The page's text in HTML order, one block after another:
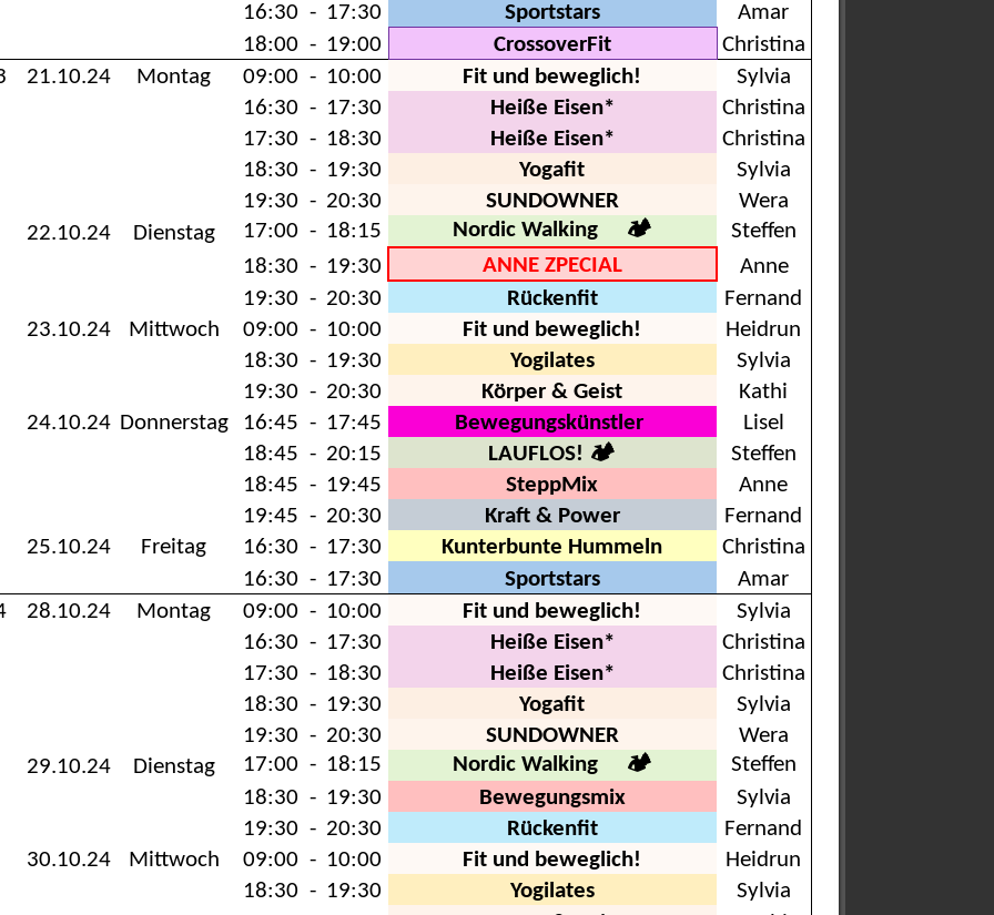
16:30 - 17:30 Sportstars
Amar
18:00 - 19:00 CrossoverFit
Christina
21.10.24 Montag 09:00 - 10:00 Fit und beweglich!
Sylvia
16:30 - 17:30 Heiße Eisen*
Christina
17:30 - 18:30 Heiße Eisen*
Christina
18:30 - 19:30 Yogafit
Sylvia
19:30 - 20:30 SUNDOWNER
Wera
22.10.24
Dienstag 17:00 - 18:15 Nordic Walking 🏕
Steffen
18:30 - 19:30 ANNE ZPECIAL
Anne
19:30 - 20:30 Rückenfit
Fernand
23.10.24
Mittwoch 09:00 - 10:00 Fit und beweglich!
Heidrun
18:30 - 19:30 Yogilates
Sylvia
19:30 - 20:30 Körper & Geist
Kathi
24.10.24 Donnerstag 16:45 - 17:45 Bewegungskünstler
Lisel
18:45 - 20:15 LAUFLOS! 🏕
Steffen
18:45 - 19:45 SteppMix
Anne
19:45 - 20:30 Kraft & Power
Fernand
25.10.24
Freitag 16:30 - 17:30 Kunterbunte Hummeln
Christina
16:30 - 17:30 Sportstars
Amar
28.10.24 Montag 09:00 - 10:00 Fit und beweglich!
Sylvia
16:30 - 17:30 Heiße Eisen*
Christina
17:30 - 18:30 Heiße Eisen*
Christina
18:30 - 19:30 Yogafit
Sylvia
19:30 - 20:30 SUNDOWNER
Wera
29.10.24
Dienstag 17:00 - 18:15 Nordic Walking 🏕
Steffen
18:30 - 19:30 Bewegungsmix
Sylvia
19:30 - 20:30 Rückenfit
Fernand
30.10.24
Mittwoch 09:00 - 10:00 Fit und beweglich!
Heidrun
18:30 - 19:30 Yogilates
Sylvia